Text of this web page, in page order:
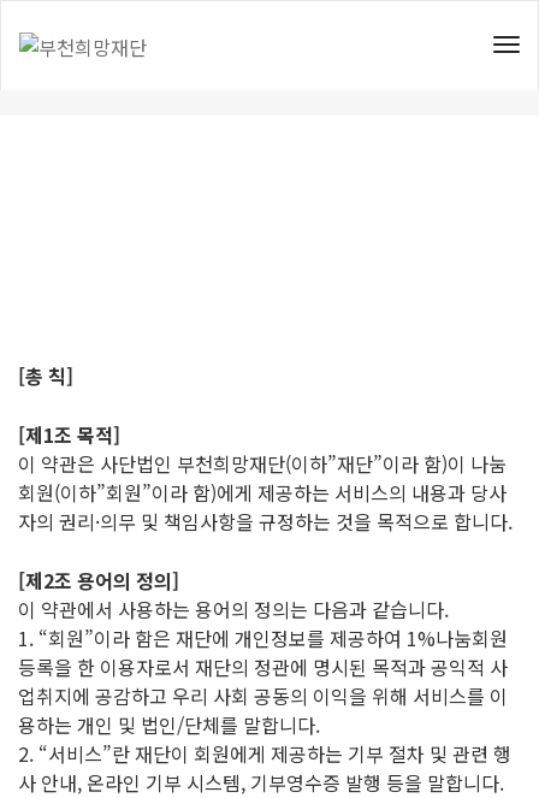
이용약관
[총 칙]
[제1조 목적]
이 약관은 사단법인 부천희망재단(이하”재단”이라 함)이 나눔
회원(이하”회원”이라 함)에게 제공하는 서비스의 내용과 당사
자의 권리·의무 및 책임사항을 규정하는 것을 목적으로 합니다.
[제2조 용어의 정의]
이 약관에서 사용하는 용어의 정의는 다음과 같습니다.
1. “회원”이라 함은 재단에 개인정보를 제공하여 1%나눔회원
등록을 한 이용자로서 재단의 정관에 명시된 목적과 공익적 사
업취지에 공감하고 우리 사회 공동의 이익을 위해 서비스를 이
용하는 개인 및 법인/단체를 말합니다.
2. “서비스”란 재단이 회원에게 제공하는 기부 절차 및 관련 행
사 안내, 온라인 기부 시스템, 기부영수증 발행 등을 말합니다.